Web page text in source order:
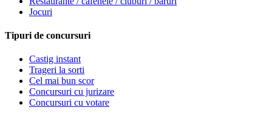
Jocuri
Tipuri de concursuri
Castig instant
Trageri la sorti
Cel mai bun scor
Concursuri cu jurizare
Concursuri cu votare